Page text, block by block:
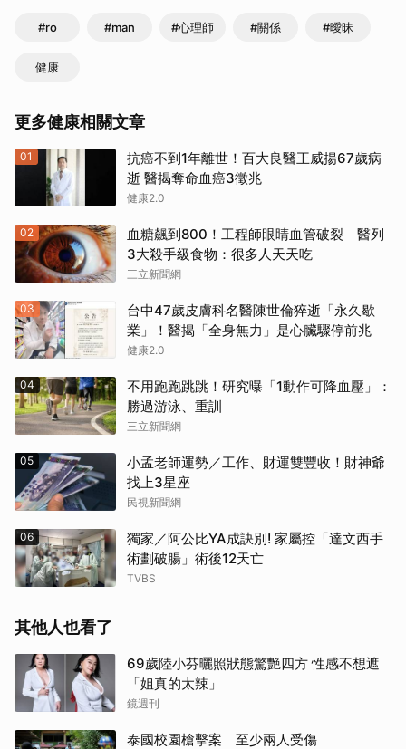
#ro #man #心理師 #關係 #曖昧
健康
更多健康相關文章
01
抗癌不到1年離世！百大良醫王威揚67歲病
逝 醫揭奪命血癌3徵兆
健康2.0
02
血糖飆到800！工程師眼睛血管破裂 醫列
3大殺手級食物：很多人天天吃
三立新聞網
03
台中47歲皮膚科名醫陳世倫猝逝「永久歇
業」！醫揭「全身無力」是心臟驟停前兆
健康2.0
04
不用跑跑跳跳！研究曝「1動作可降血壓」：
勝過游泳、重訓
三立新聞網
05
小孟老師運勢／工作、財運雙豐收！財神爺
找上3星座
民視新聞網
06
獨家／阿公比YA成訣別! 家屬控「達文西手
術劃破腸」術後12天亡
TVBS
其他人也看了
69歲陸小芬曬照狀態驚艷四方 性感不想遮
「姐真的太辣」
鏡週刊
泰國校園槍擊案 至少兩人受傷